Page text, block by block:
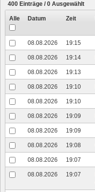
400 Einträge /0 Ausgewählt
Alle Datum Zeit
08.08.2026 19:15
08.08.2026 19:14
08.08.2026 19:13
08.08.2026 19:10
08.08.2026 19:10
08.08.2026 19:09
08.08.2026 19:09
08.08.2026 19:08
08.08.2026 19:07
08.08.2026 19:07